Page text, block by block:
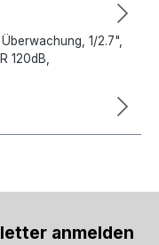
1/2.7",
120dB,
anmelden